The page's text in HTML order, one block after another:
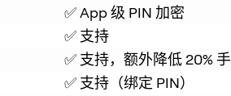
✅ App 级 PIN 加密
✅ 支持
✅ 支持，额外降低 20%
✅ 支持（绑定 PIN）